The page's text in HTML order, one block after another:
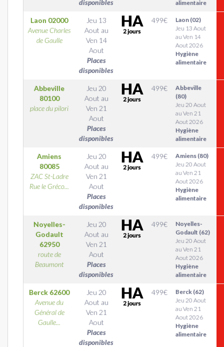
disponibles alimentaire
Laon 02000
Avenue Charles
de Gaulle
Jeu 13
Aout au
Ven 14
Aout
Places
disponibles
499€
Laon (02)
Jeu 13 Aout
au Ven 14
Aout 2026
Hygiène
alimentaire
Abbeville
80100
place du pilori
Jeu 20
Aout au
Ven 21
Aout
Places
disponibles
499€
Abbeville
(80)
Jeu 20 Aout
au Ven 21
Aout 2026
Hygiène
alimentaire
Amiens
80085
ZAC St-Ladre
Rue le Gréco...
Jeu 20
Aout au
Ven 21
Aout
Places
disponibles
499€
Amiens (80)
Jeu 20 Aout
au Ven 21
Aout 2026
Hygiène
alimentaire
Noyelles-
Godault
62950
route de
Beaumont
Jeu 20
Aout au
Ven 21
Aout
Places
disponibles
499€
Noyelles-
Godault (62)
Jeu 20 Aout
au Ven 21
Aout 2026
Hygiène
alimentaire
Berck 62600
Avenue du
Général de
Gaulle...
Jeu 20
Aout au
Ven 21
Aout
Places
disponibles
499€
Berck (62)
Jeu 20 Aout
au Ven 21
Aout 2026
Hygiène
alimentaire